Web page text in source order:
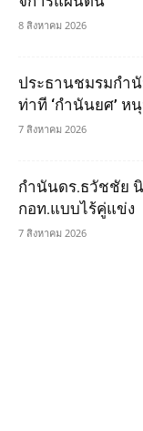
8 สิงหาคม 2026
ประธานชมรมกำ
ท่าที ‘กำนันยศ’ ห
7 สิงหาคม 2026
กำนันดร.ธวัชชัย
กอท.แบบไร้คู่แข่ง
7 สิงหาคม 2026